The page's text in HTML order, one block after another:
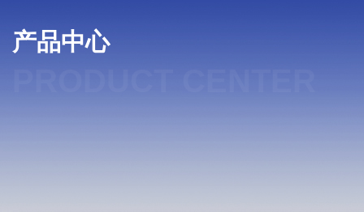
产品中心